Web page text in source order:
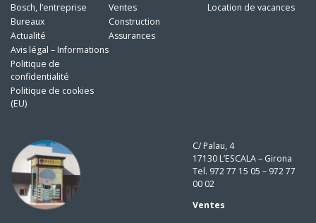
Bosch, l’entreprise
Bureaux
Actualité
Avis légal – Informations
Politique de
confidentialité
Politique de cookies
(EU)
Ventes
Construction
Assurances
Location de vacances
C/ Palau, 4
17130 L’ESCALA – Girona
Tel. 972 77 15 05 – 972 77
00 02
Ventes